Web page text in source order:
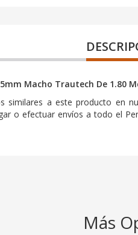
Macho Trautech De 1.80
similares a este producto en
o efectuar envíos a todo el
Más